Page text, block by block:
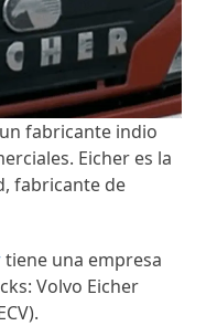
fabricante indio
Eicher es la
fabricante de
tiene una empresa
Volvo Eicher